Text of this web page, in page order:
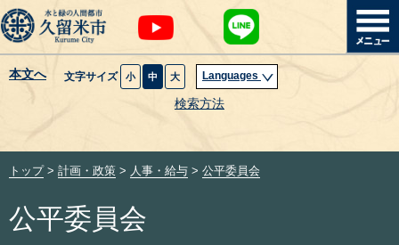
本文へ 文字サイズ 小 中 大 Languages
検索方法
暮らし・届出
健康・医療・福祉
観光魅力・イベント
トップ> 計画・政策 > 人事・給与 > 公平委員会
公平委員会